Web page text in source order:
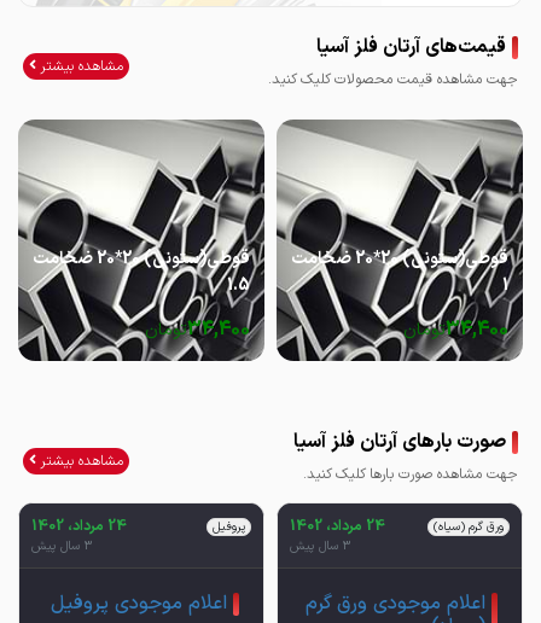
قیمت‌های آرتان فلز آسیا
جهت مشاهده قیمت محصولات کلیک کنید.
مشاهده بیشتر
قوطی(ستونی) 20*20 ضخامت
1
34,400تومان
قوطی(ستونی) 20*20 ضخامت
1.5
34,400تومان
صورت بارهای آرتان فلز آسیا
جهت مشاهده صورت بارها کلیک کنید.
مشاهده بیشتر
ورق گرم (سیاه) 24 مرداد، 1402
3 سال پیش
اعلام موجودی ورق گرم
پروفیل 24 مرداد، 1402
3 سال پیش
اعلام موجودی پروفیل